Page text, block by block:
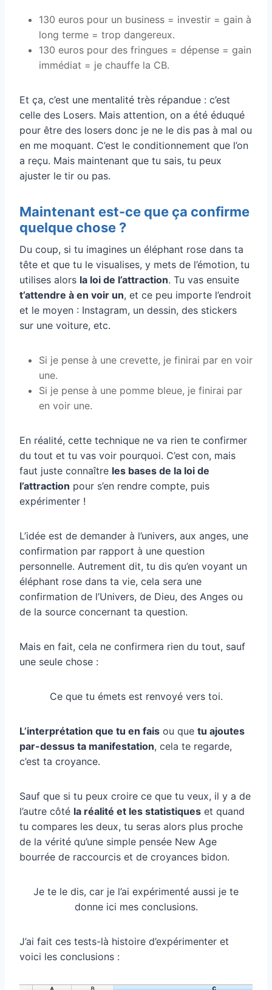
130 euros pour un business = investir = gain à
long terme = trop dangereux.
130 euros pour des fringues = dépense = gain
immédiat = je chauffe la CB.
Et ça, c’est une mentalité très répandue : c’est
celle des Losers. Mais attention, on a été éduqué
pour être des losers donc je ne le dis pas à mal ou
en me moquant. C’est le conditionnement que l’on
a reçu. Mais maintenant que tu sais, tu peux
ajuster le tir ou pas.
Maintenant est-ce que ça confirme
quelque chose ?
Du coup, si tu imagines un éléphant rose dans ta
tête et que tu le visualises, y mets de l’émotion, tu
utilises alors la loi de l’attraction. Tu vas ensuite
t’attendre à en voir un, et ce peu importe l’endroit
et le moyen : Instagram, un dessin, des stickers
sur une voiture, etc.
Si je pense à une crevette, je finirai par en voir
une.
Si je pense à une pomme bleue, je finirai par
en voir une.
En réalité, cette technique ne va rien te confirmer
du tout et tu vas voir pourquoi. C’est con, mais
faut juste connaître les bases de la loi de
l’attraction pour s’en rendre compte, puis
expérimenter !
L’idée est de demander à l’univers, aux anges, une
confirmation par rapport à une question
personnelle. Autrement dit, tu dis qu’en voyant un
éléphant rose dans ta vie, cela sera une
confirmation de l’Univers, de Dieu, des Anges ou
de la source concernant ta question.
Mais en fait, cela ne confirmera rien du tout, sauf
une seule chose :
Ce que tu émets est renvoyé vers toi.
L’interprétation que tu en fais ou que tu ajoutes
par-dessus ta manifestation, cela te regarde,
c’est ta croyance.
Sauf que si tu peux croire ce que tu veux, il y a de
l’autre côté la réalité et les statistiques et quand
tu compares les deux, tu seras alors plus proche
de la vérité qu’une simple pensée New Age
bourrée de raccourcis et de croyances bidon.
Je te le dis, car je l’ai expérimenté aussi je te
donne ici mes conclusions.
J’ai fait ces tests-là histoire d’expérimenter et
voici les conclusions :